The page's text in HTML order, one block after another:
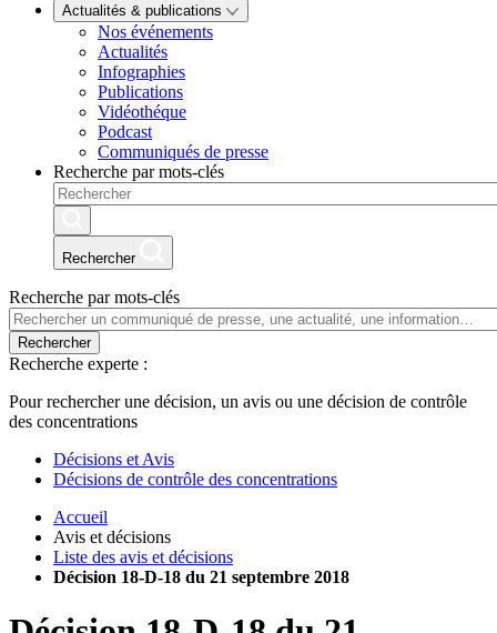
Actualités & publications
Nos événements
Actualités
Infographies
Publications
Vidéothéque
Podcast
Communiqués de presse
Recherche par mots-clés
Rechercher
Recherche par mots-clés
Rechercher
Recherche experte :
Pour rechercher une décision, un avis ou une décision de contrôle
des concentrations
Décisions et Avis
Décisions de contrôle des concentrations
Accueil
Avis et décisions
Liste des avis et décisions
Décision 18-D-18 du 21 septembre 2018